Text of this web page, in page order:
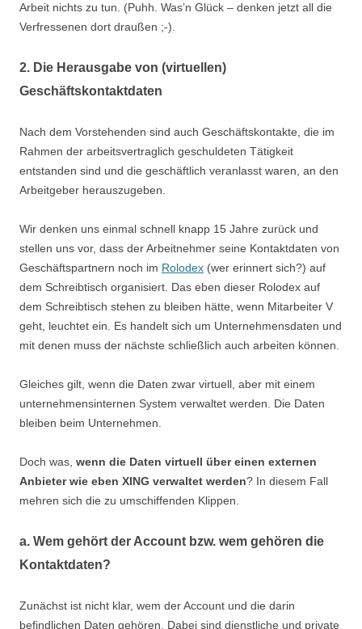
Arbeit nichts zu tun. (Puhh. Was’n Glück – denken jetzt all die
Verfressenen dort draußen ;-).
2. Die Herausgabe von (virtuellen)
Geschäftskontaktdaten
Nach dem Vorstehenden sind auch Geschäftskontakte, die im
Rahmen der arbeitsvertraglich geschuldeten Tätigkeit
entstanden sind und die geschäftlich veranlasst waren, an den
Arbeitgeber herauszugeben.
Wir denken uns einmal schnell knapp 15 Jahre zurück und
stellen uns vor, dass der Arbeitnehmer seine Kontaktdaten von
Geschäftspartnern noch im Rolodex (wer erinnert sich?) auf
dem Schreibtisch organisiert. Das eben dieser Rolodex auf
dem Schreibtisch stehen zu bleiben hätte, wenn Mitarbeiter V
geht, leuchtet ein. Es handelt sich um Unternehmensdaten und
mit denen muss der nächste schließlich auch arbeiten können.
Gleiches gilt, wenn die Daten zwar virtuell, aber mit einem
unternehmensinternen System verwaltet werden. Die Daten
bleiben beim Unternehmen.
Doch was, wenn die Daten virtuell über einen externen
Anbieter wie eben XING verwaltet werden? In diesem Fall
mehren sich die zu umschiffenden Klippen.
a. Wem gehört der Account bzw. wem gehören die
Kontaktdaten?
Zunächst ist nicht klar, wem der Account und die darin
befindlichen Daten gehören. Dabei sind dienstliche und private